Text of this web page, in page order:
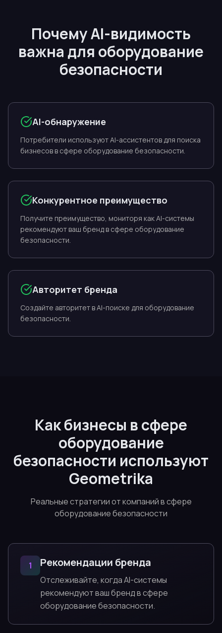
Почему AI-видимость
важна для оборудование
безопасности
AI-обнаружение
Потребители используют AI-ассистентов для поиска
бизнесов в сфере оборудование безопасности.
Конкурентное преимущество
Получите преимущество, мониторя как AI-системы
рекомендуют ваш бренд в сфере оборудование
безопасности.
Авторитет бренда
Создайте авторитет в AI-поиске для оборудование
безопасности.
Как бизнесы в сфере
оборудование
безопасности используют
Geometrika
Реальные стратегии от компаний в сфере
оборудование безопасности
1 Рекомендации бренда
Отслеживайте, когда AI-системы
рекомендуют ваш бренд в сфере
оборудование безопасности.